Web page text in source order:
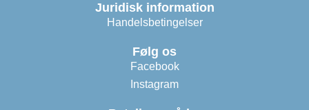
Juridisk information
Handelsbetingelser
Følg os
Facebook
Instagram